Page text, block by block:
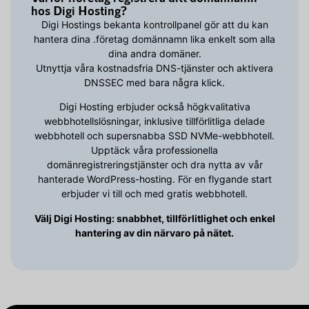
hos Digi Hosting?
Digi Hostings bekanta kontrollpanel gör att du kan
hantera dina .företag domännamn lika enkelt som alla
dina andra domäner.
Utnyttja våra kostnadsfria DNS-tjänster och aktivera
DNSSEC med bara några klick.
Digi Hosting erbjuder också högkvalitativa
webbhotellslösningar, inklusive tillförlitliga delade
webbhotell och supersnabba SSD NVMe-webbhotell.
Upptäck våra professionella
domänregistreringstjänster och dra nytta av vår
hanterade WordPress-hosting. För en flygande start
erbjuder vi till och med gratis webbhotell.
Välj Digi Hosting: snabbhet, tillförlitlighet och enkel
hantering av din närvaro på nätet.